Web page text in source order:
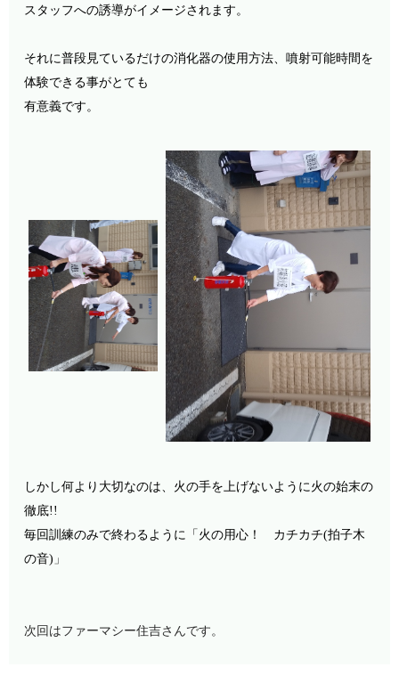
スタッフへの誘導がイメージされます。
それに普段見ているだけの消化器の使用方法、噴射可能時間を
体験できる事がとても
有意義です。
しかし何より大切なのは、火の手を上げないように火の始末の
徹底!!
毎回訓練のみで終わるように「火の用心！ カチカチ(拍子木
の音) 」
次回はファーマシー住吉さんです。